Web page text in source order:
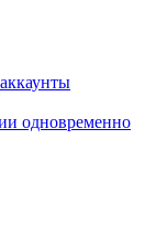
одновременно